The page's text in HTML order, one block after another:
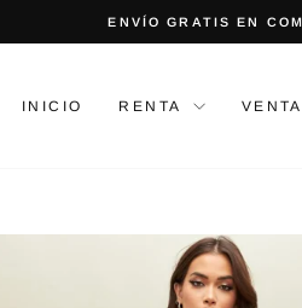
INICIO RENTA VENTA